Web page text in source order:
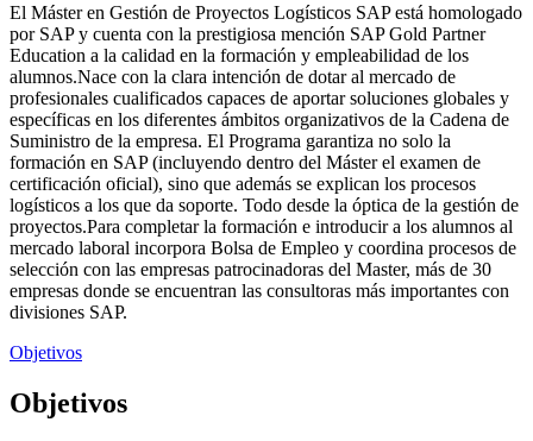
El Máster en Gestión de Proyectos Logísticos SAP está homologado
por SAP y cuenta con la prestigiosa mención SAP Gold Partner
Education a la calidad en la formación y empleabilidad de los
alumnos.Nace con la clara intención de dotar al mercado de
profesionales cualificados capaces de aportar soluciones globales y
específicas en los diferentes ámbitos organizativos de la Cadena de
Suministro de la empresa. El Programa garantiza no solo la
formación en SAP (incluyendo dentro del Máster el examen de
certificación oficial), sino que además se explican los procesos
logísticos a los que da soporte. Todo desde la óptica de la gestión de
proyectos.Para completar la formación e introducir a los alumnos al
mercado laboral incorpora Bolsa de Empleo y coordina procesos de
selección con las empresas patrocinadoras del Master, más de 30
empresas donde se encuentran las consultoras más importantes con
divisiones SAP.
Objetivos
Objetivos